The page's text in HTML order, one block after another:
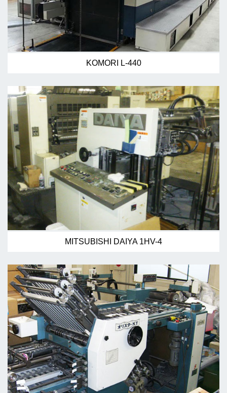
KOMORI L-440
MITSUBISHI DAIYA 1HV-4